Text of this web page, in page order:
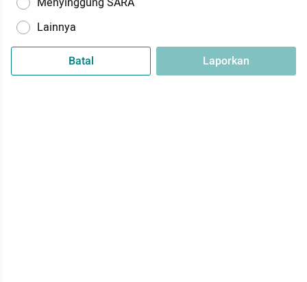
Lainnya
Batal Laporkan